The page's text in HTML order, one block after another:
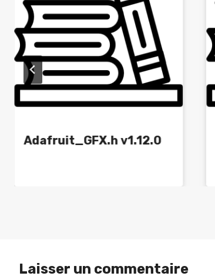
Adafruit_GFX.h v1.12.0
Laisser un commentaire